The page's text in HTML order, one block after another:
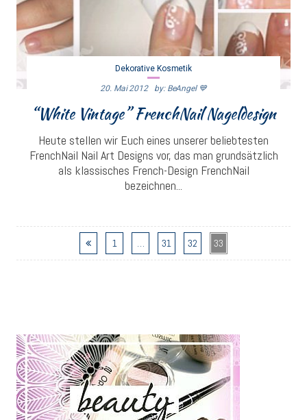
Dekorative Kosmetik
20. Mai 2012 By: BeAngel 💙
“White Vintage” FrenchNail Nageldesign
Heute stellen wir Euch eines unserer beliebtesten
FrenchNail Nail Art Designs vor, das man grundsätzlich
als klassisches French-Design FrenchNail
bezeichnen...
1 … 31 32 33